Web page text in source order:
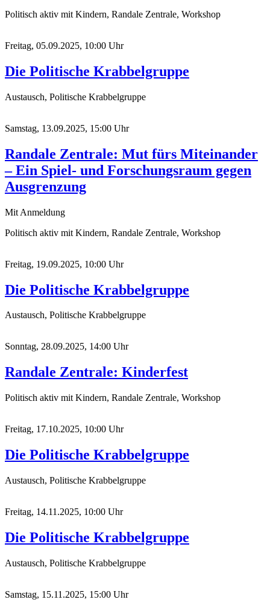
Politisch aktiv mit Kindern, Randale Zentrale, Workshop
Freitag, 05.09.2025, 10:00 Uhr
Die Politische Krabbelgruppe
Austausch, Politische Krabbelgruppe
Samstag, 13.09.2025, 15:00 Uhr
Randale Zentrale: Mut fürs Miteinander
– Ein Spiel- und Forschungsraum gegen
Ausgrenzung
Mit Anmeldung
Politisch aktiv mit Kindern, Randale Zentrale, Workshop
Freitag, 19.09.2025, 10:00 Uhr
Die Politische Krabbelgruppe
Austausch, Politische Krabbelgruppe
Sonntag, 28.09.2025, 14:00 Uhr
Randale Zentrale: Kinderfest
Politisch aktiv mit Kindern, Randale Zentrale, Workshop
Freitag, 17.10.2025, 10:00 Uhr
Die Politische Krabbelgruppe
Austausch, Politische Krabbelgruppe
Freitag, 14.11.2025, 10:00 Uhr
Die Politische Krabbelgruppe
Austausch, Politische Krabbelgruppe
Samstag, 15.11.2025, 15:00 Uhr